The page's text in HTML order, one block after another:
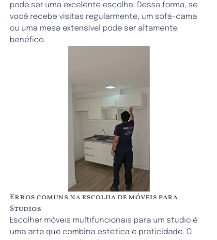
pode ser uma excelente escolha. Dessa forma, se
você recebe visitas regularmente, um sofá-cama
ou uma mesa extensível pode ser altamente
benéfico.
Erros comuns na escolha de móveis para
Studios
Escolher móveis multifuncionais para um studio é
uma arte que combina estética e praticidade. O